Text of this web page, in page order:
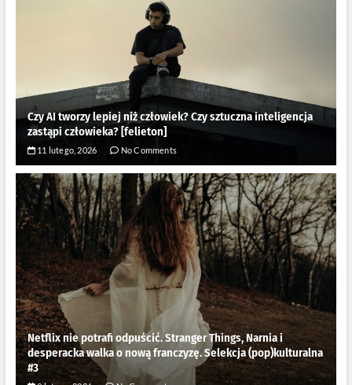
Czy AI tworzy lepiej niż człowiek? Czy sztuczna inteligencja
zastąpi człowieka? [felieton]
11 lutego, 2026 No Comments
Netflix nie potrafi odpuścić. Stranger Things, Narnia i
desperacka walka o nową franczyzę. Selekcja (pop)kulturalna
#3